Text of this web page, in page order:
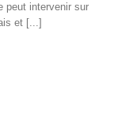
peut intervenir sur
et [...]